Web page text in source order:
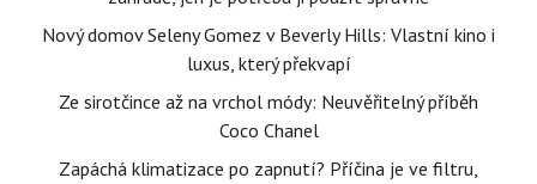
Nový domov Seleny Gomez v Beverly Hills: Vlastní kino i
luxus, který překvapí
Ze sirotčince až na vrchol módy: Neuvěřitelný příběh
Coco Chanel
Zapáchá klimatizace po zapnutí? Příčina je ve filtru,